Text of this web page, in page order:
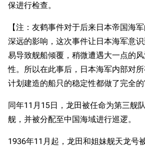
保进行检查。
【注：友鹤事件对于后来日本帝国海
深远的影响，这次事件让日本海军意识
易导致舰船倾覆，稍微遭遇大一点的
性。所以在此事后，日本海军内部对
计划建造的船只的稳定性都做了完全的
同年11月15日，龙田被任命为第三舰
舰，并被分配至中国海域进行巡逻。
1936年11月起，龙田和姐妹舰天龙号